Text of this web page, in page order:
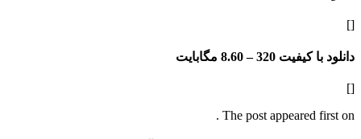
320 – 8.60 مگابایت
The post